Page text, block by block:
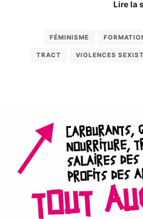
Lire la
FÉMINISME
TRACT VIOLENCES